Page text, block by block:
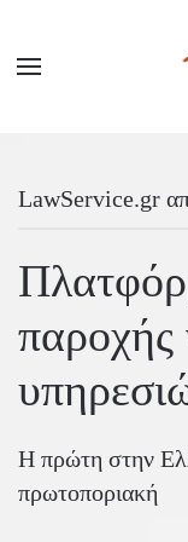
LawService.gr
παροχής
Η πρώτη στην
πρωτοποριακή